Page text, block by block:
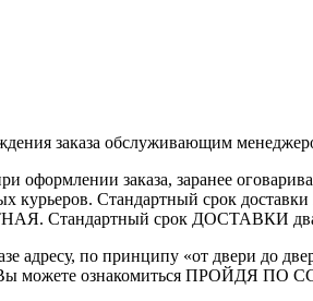
заказа обслуживающим
оформлении заказа, заранее
курьеров. Стандартный срок
Стандартный срок ДОСТАВКИ
адресу, по принципу «от двери до
можете ознакомиться ПРОЙДЯ ПО